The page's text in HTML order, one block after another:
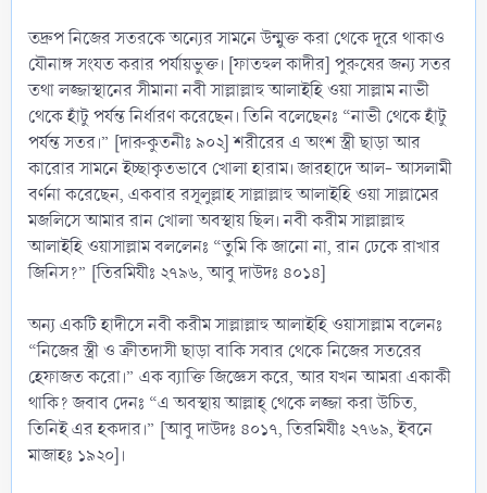
তদ্রুপ নিজের সতরকে অন্যের সামনে উন্মুক্ত করা থেকে দূরে থাকাও
যৌনাঙ্গ সংযত করার পর্যায়ভুক্ত। [ফাতহুল কাদীর] পুরুষের জন্য সতর
তথা লজ্জাস্থানের সীমানা নবী সাল্লাল্লাহু আলাইহি ওয়া সাল্লাম নাভী
থেকে হাঁটু পর্যন্ত নির্ধারণ করেছেন। তিনি বলেছেনঃ “নাভী থেকে হাঁটু
পর্যন্ত সতর।” [দারুকুতনীঃ ৯০২] শরীরের এ অংশ স্ত্রী ছাড়া আর
কারোর সামনে ইচ্ছাকৃতভাবে খোলা হারাম। জারহাদে আল- আসলামী
বৰ্ণনা করেছেন, একবার রসূলুল্লাহ সাল্লাল্লাহু আলাইহি ওয়া সাল্লামের
মজলিসে আমার রান খোলা অবস্থায় ছিল। নবী করীম সাল্লাল্লাহু
আলাইহি ওয়াসাল্লাম বললেনঃ “তুমি কি জানো না, রান ঢেকে রাখার
জিনিস?” [তিরমিযীঃ ২৭৯৬, আবু দাউদঃ ৪০১৪]
অন্য একটি হাদীসে নবী করীম সাল্লাল্লাহু আলাইহি ওয়াসাল্লাম বলেনঃ
“নিজের স্ত্রী ও ক্রীতদাসী ছাড়া বাকি সবার থেকে নিজের সতরের
হেফাজত করো।” এক ব্যাক্তি জিজ্ঞেস করে, আর যখন আমরা একাকী
থাকি? জবাব দেনঃ “এ অবস্থায় আল্লাহ্‌ থেকে লজ্জা করা উচিত,
তিনিই এর হকদার।” [আবু দাউদঃ ৪০১৭, তিরমিযীঃ ২৭৬৯, ইবনে
মাজাহঃ ১৯২০]।